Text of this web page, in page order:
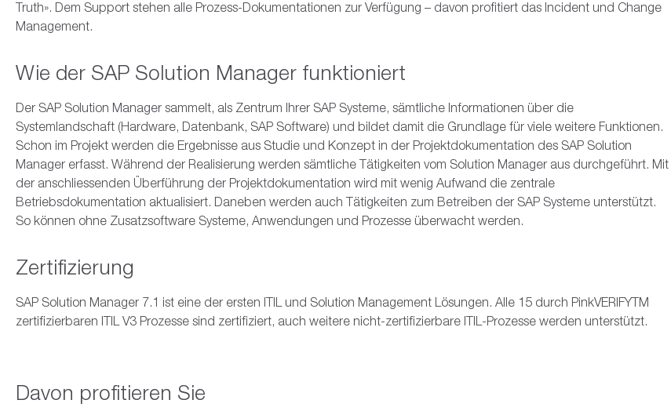
Truth». Dem Support stehen alle Prozess-Dokumentationen zur Verfügung – davon profitiert das Incident und Change
Management.
Wie der SAP Solution Manager funktioniert
Der SAP Solution Manager sammelt, als Zentrum Ihrer SAP Systeme, sämtliche Informationen über die
Systemlandschaft (Hardware, Datenbank, SAP Software) und bildet damit die Grundlage für viele weitere Funktionen.
Schon im Projekt werden die Ergebnisse aus Studie und Konzept in der Projektdokumentation des SAP Solution
Manager erfasst. Während der Realisierung werden sämtliche Tätigkeiten vom Solution Manager aus durchgeführt. Mit
der anschliessenden Überführung der Projektdokumentation wird mit wenig Aufwand die zentrale
Betriebsdokumentation aktualisiert. Daneben werden auch Tätigkeiten zum Betreiben der SAP Systeme unterstützt.
So können ohne Zusatzsoftware Systeme, Anwendungen und Prozesse überwacht werden.
Zertifizierung
SAP Solution Manager 7.1 ist eine der ersten ITIL und Solution Management Lösungen. Alle 15 durch PinkVERIFYTM
zertifizierbaren ITIL V3 Prozesse sind zertifiziert, auch weitere nicht-zertifizierbare ITIL-Prozesse werden unterstützt.
Davon profitieren Sie